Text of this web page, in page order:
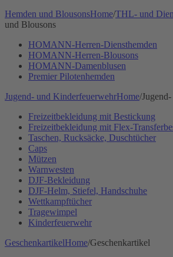
Hemden und BlousonsHome/THL- und
und Blousons
HOMANN-Herren-Diensthemden
HOMANN-Herren-Blousons
HOMANN-Damenblusen
Premier Pilotenhemden
Jugend- und KinderfeuerwehrHome/
Freizeitbekleidung mit Bestickung
Freizeitbekleidung mit Flex-
Taschen, Rucksäcke, Duschtücher
Caps
Mützen
Warnwesten
DJF-Bekleidung
DJF-Helm, Stiefel, Handschuhe
Wettkampftücher
Tragewimpel
Kinderfeuerwehr
GeschenkartikelHome/Geschenkartikel